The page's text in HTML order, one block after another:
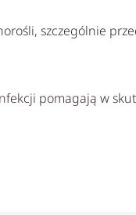
szczególnie
pomagają w